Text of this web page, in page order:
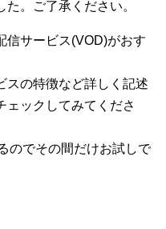
。ご了承ください。
信サービス(VOD)がおす
スの特徴など詳しく記述
ェックしてみてくださ
のでその間だけお試しで